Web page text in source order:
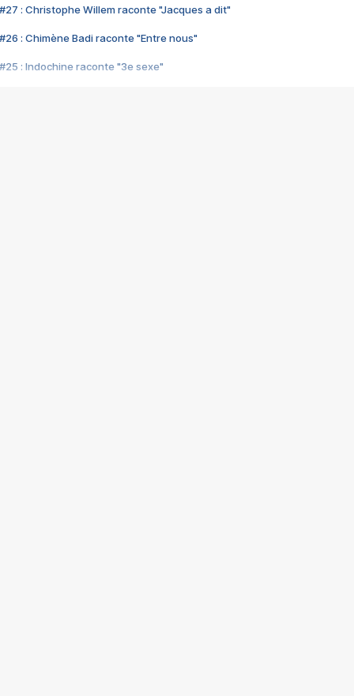
#27 : Christophe Willem raconte "Jacques a dit"
#26 : Chimène Badi raconte "Entre nous"
#25 : Indochine raconte "3e sexe"